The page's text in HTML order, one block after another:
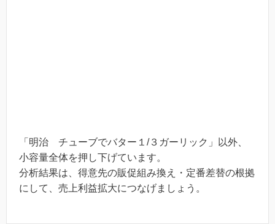
「明治 チューブでバター１/３ガーリック」以外、
小容量全体を押し下げています。
分析結果は、得意先の販促組み換え・定番差替の根拠
にして、売上利益拡大につなげましょう。